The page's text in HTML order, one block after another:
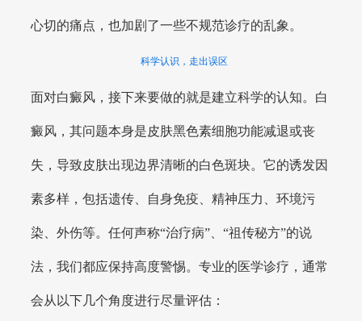
心切的痛点，也加剧了一些不规范诊疗的乱象。
科学认识，走出误区
面对白癜风，接下来要做的就是建立科学的认知。白
癜风，其问题本身是皮肤黑色素细胞功能减退或丧
失，导致皮肤出现边界清晰的白色斑块。它的诱发因
素多样，包括遗传、自身免疫、精神压力、环境污
染、外伤等。任何声称“治疗病”、“祖传秘方”的说
法，我们都应保持高度警惕。专业的医学诊疗，通常
会从以下几个角度进行尽量评估：